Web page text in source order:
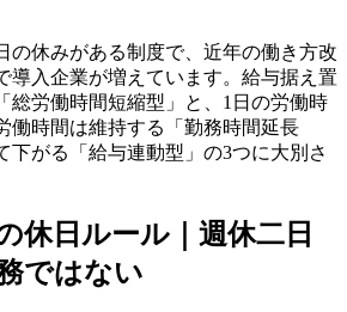
の休みがある制度で、近年の働き方改
導入企業が増えています。給与据え置
総労働時間短縮型」と、1日の労働時
働時間は維持する「勤務時間延長
下がる「給与連動型」の3つに大別さ
休日ルール｜週休二日
ではない